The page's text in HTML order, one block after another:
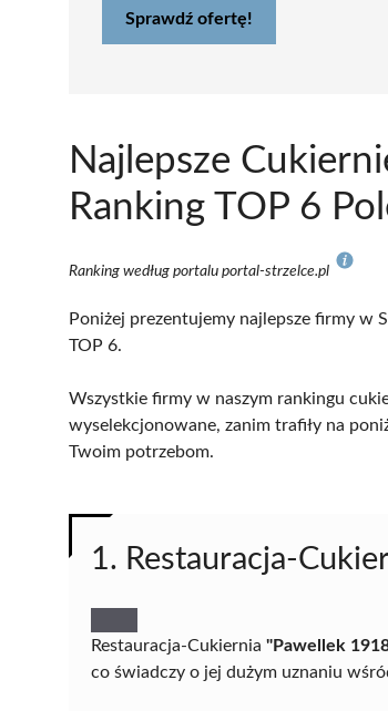
Sprawdź ofertę!
Najlepsze
Ranking TOP 6
Ranking według portalu portal-strzelce.pl
Poniżej prezentujemy najlepsze firmy w
TOP 6.
Wszystkie firmy w naszym rankingu
wyselekcjonowane, zanim trafiły na
Twoim potrzebom.
1. Restauracja-
Restauracja-Cukiernia "Pawellek
co świadczy o jej dużym uznaniu